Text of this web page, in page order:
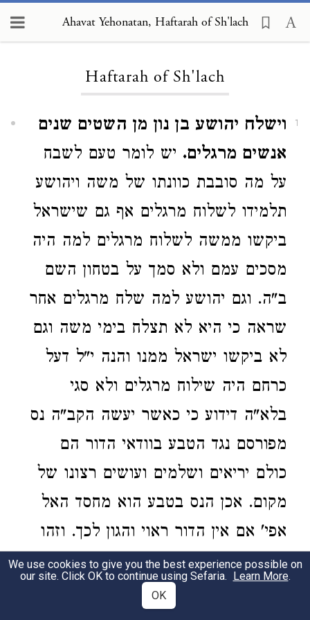
Ahavat Yehonatan, Haftarah of Sh'lach
Haftarah of Sh'lach
1
וישלח יהושע בן נון מן השטים שנים
אנשים מרגלים. יש לומר טעם לשבח
על מה סובבת כוונתו של משה ויהושע
תלמידו לשלוח מרגלים אף גם שישראל
ביקשו ממשה לשלוח מרגלים למה היה
מסכים עמם ולא סמך על בטחון השם
ב"ה. וגם יהושע למה שלח מרגלים אחר
שראה כי היא לא תצלח בימי משה וגם
לא ביקשו ישראל ממנו והנה י"ל דעל
כרחם היה שילוח מרגלים ולא סגי
בלא"ה דידוע כי כאשר יעשה הקב"ה נס
מפורסם נגד הטבע בוודאי הדור הם
כולם יריאים ושלמים ועושים רצונו של
מקום. אכן הנס בטבע הוא מחסד האל
אפי' אם אין הדור ראוי והגון לכך. וזהו
אם ישראל כבשו הכנענים בלי לרגל
הארץ מקודם לדעת מבואם הוא נס נגד
We use cookies to give you the best experience possible on
our site. Click OK to continue using Sefaria. Learn More.
OK